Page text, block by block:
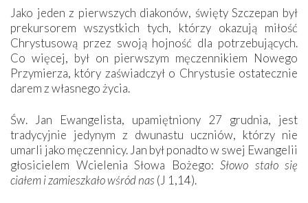
Jako jeden z pierwszych diakonów, święty Szczepan był
prekursorem wszystkich tych, którzy okazują miłość
Chrystusową przez swoją hojność dla potrzebujących.
Co więcej, był on pierwszym męczennikiem Nowego
Przymierza, który zaświadczył o Chrystusie ostatecznie
darem z własnego życia.
Św. Jan Ewangelista, upamiętniony 27 grudnia, jest
tradycyjnie jedynym z dwunastu uczniów, którzy nie
umarli jako męczennicy. Jan był ponadto w swej Ewangelii
głosicielem Wcielenia Słowa Bożego: Słowo stało się
ciałem i zamieszkało wśród nas (J 1,14).